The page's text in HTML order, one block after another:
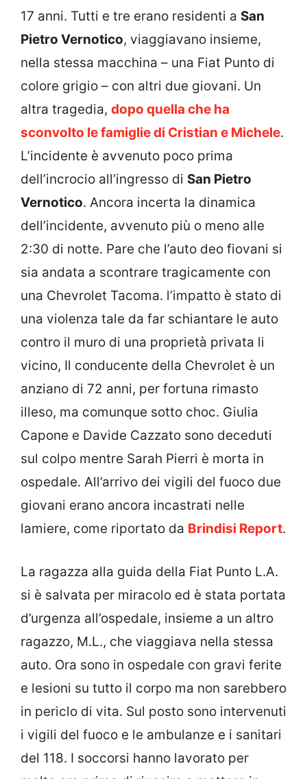
17 anni. Tutti e tre erano residenti a San
Pietro Vernotico, viaggiavano insieme,
nella stessa macchina – una Fiat Punto di
colore grigio – con altri due giovani. Un
altra tragedia, dopo quella che ha
sconvolto le famiglie di Cristian e Michele.
L’incidente è avvenuto poco prima
dell’incrocio all’ingresso di San Pietro
Vernotico. Ancora incerta la dinamica
dell’incidente, avvenuto più o meno alle
2:30 di notte. Pare che l’auto deo fiovani si
sia andata a scontrare tragicamente con
una Chevrolet Tacoma. l’impatto è stato di
una violenza tale da far schiantare le auto
contro il muro di una proprietà privata li
vicino, Il conducente della Chevrolet è un
anziano di 72 anni, per fortuna rimasto
illeso, ma comunque sotto choc. Giulia
Capone e Davide Cazzato sono deceduti
sul colpo mentre Sarah Pierri è morta in
ospedale. All’arrivo dei vigili del fuoco due
giovani erano ancora incastrati nelle
lamiere, come riportato da Brindisi Report.
La ragazza alla guida della Fiat Punto L.A.
si è salvata per miracolo ed è stata portata
d’urgenza all’ospedale, insieme a un altro
ragazzo, M.L., che viaggiava nella stessa
auto. Ora sono in ospedale con gravi ferite
e lesioni su tutto il corpo ma non sarebbero
in periclo di vita. Sul posto sono intervenuti
i vigili del fuoco e le ambulanze e i sanitari
del 118. I soccorsi hanno lavorato per